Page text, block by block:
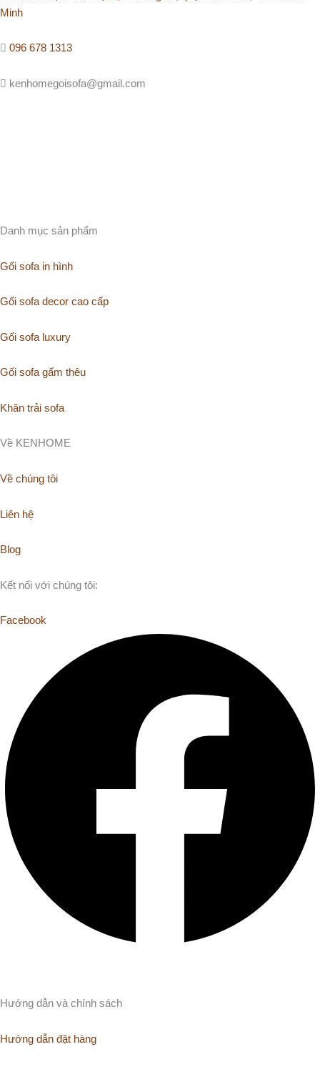
Minh
096 678 1313
kenhomegoisofa@gmail.com
Danh mục sản phẩm
Gối sofa in hình
Gối sofa decor cao cấp
Gối sofa luxury
Gối sofa gấm thêu
Khăn trải sofa
Về KENHOME
Về chúng tôi
Liên hệ
Blog
Kết nối với chúng tôi:
Facebook
Hướng dẫn và chính sách
Hướng dẫn đặt hàng